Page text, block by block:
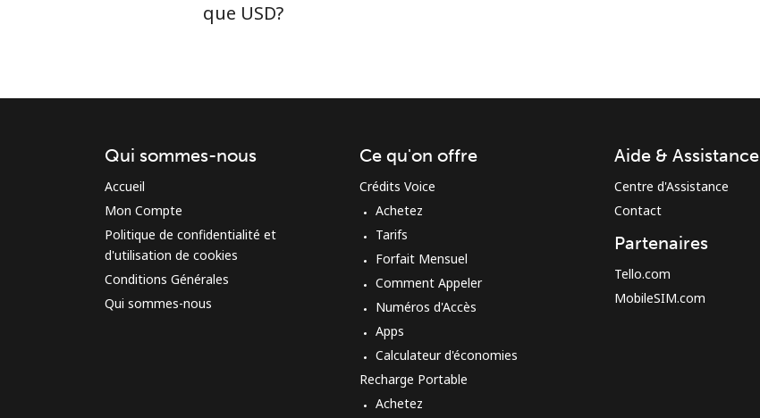
offres.
Conditions générales.
S'inscrire
que USD?
Qui sommes-nous
Accueil
Mon Compte
Politique de confidentialité et
d'utilisation de cookies
Conditions Générales
Qui sommes-nous
Ce qu'on offre
Crédits Voice
Achetez
Tarifs
Forfait Mensuel
Comment Appeler
Numéros d'Accès
Apps
Calculateur d'économies
Recharge Portable
Achetez
Aide & Assistance
Centre d'Assistance
Contact
Partenaires
Tello.com
MobileSIM.com